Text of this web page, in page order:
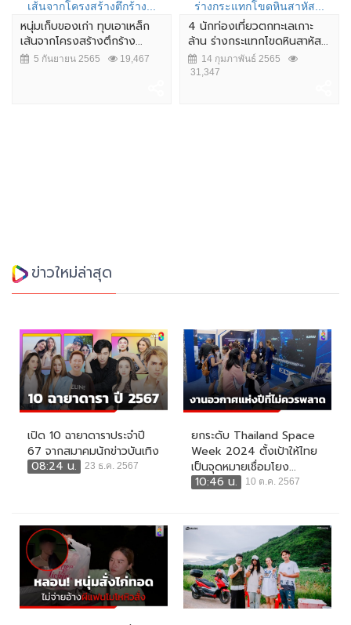
หนุ่มเก็บของเก่า ทุบเอาเหล็ก
เส้นจากโครงสร้างตึกร้าง...
5 กันยายน 2565 19,467
4 นักท่องเที่ยวตกทะเลเกาะ
ล้าน ร่างกระแทกโขดหินสาหัส...
14 กุมภาพันธ์ 2565
31,347
ข่าวใหม่ล่าสุด
เปิด 10 ฉายาดาราประจำปี
67 จากสมาคมนักข่าวบันเทิง
08:24 น.
23 ธ.ค. 2567
ยกระดับ Thailand Space
Week 2024 ตั้งเป้าให้ไทย
เป็นจุดหมายเชื่อมโยง...
10:46 น.
10 ต.ค. 2567